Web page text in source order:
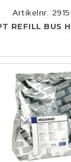
Artikelnr.
REFILL BUS